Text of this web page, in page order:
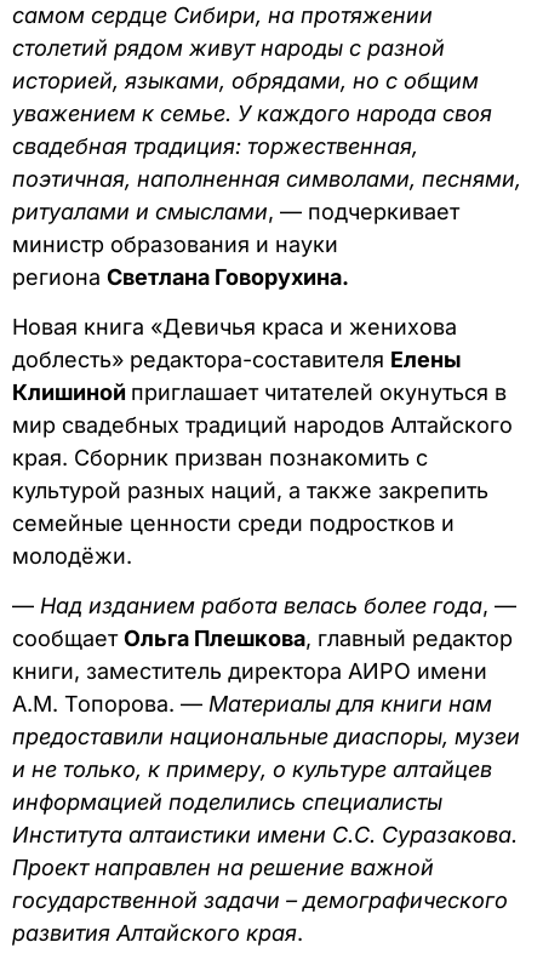
самом сердце Сибири, на протяжении
столетий рядом живут народы с разной
историей, языками, обрядами, но с общим
уважением к семье. У каждого народа своя
свадебная традиция: торжественная,
поэтичная, наполненная символами, песнями,
ритуалами и смыслами, — подчеркивает
министр образования и науки
региона Светлана Говорухина.
Новая книга «Девичья краса и женихова
доблесть» редактора-составителя Елены
Клишиной приглашает читателей окунуться в
мир свадебных традиций народов Алтайского
края. Сборник призван познакомить с
культурой разных наций, а также закрепить
семейные ценности среди подростков и
молодёжи.
— Над изданием работа велась более года, —
сообщаетОльга Плешкова, главный редактор
книги, заместитель директора АИРО имени
А.М. Топорова. — Материалы для книги нам
предоставили национальные диаспоры, музеи
и не только, к примеру, о культуре алтайцев
информацией поделились специалисты
Института алтаистики имени С.С. Суразакова.
Проект направлен на решение важной
государственной задачи – демографического
развития Алтайского края.